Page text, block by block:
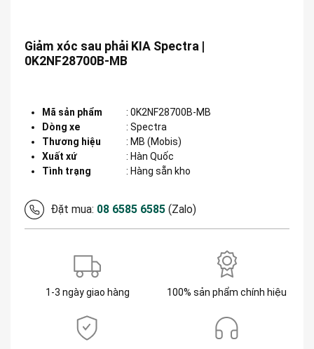
Giảm xóc sau phải KIA Spectra |
0K2NF28700B-MB
Mã sản phẩm : 0K2NF28700B-MB
Dòng xe
: Spectra
Thương hiệu
: MB (Mobis)
Xuất xứ
: Hàn Quốc
Tình trạng
: Hàng sẵn kho
Đặt mua: 08 6585 6585 (Zalo)
1-3 ngày giao hàng 100% sản phẩm chính hiệu